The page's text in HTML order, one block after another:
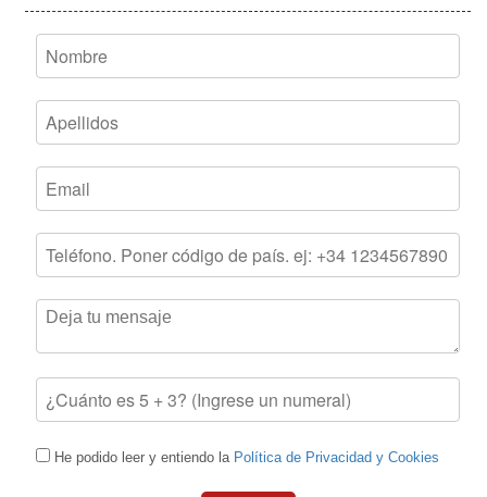
He podido leer y entiendo la Política de Privacidad y Cookies